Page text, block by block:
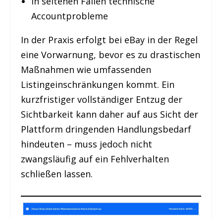
Accountprobleme
In der Praxis erfolgt bei eBay in der Regel
eine Vorwarnung, bevor es zu drastischen
Maßnahmen wie umfassenden
Listingeinschränkungen kommt. Ein
kurzfristiger vollständiger Entzug der
Sichtbarkeit kann daher auf aus Sicht der
Plattform dringenden Handlungsbedarf
hindeuten – muss jedoch nicht
zwangsläufig auf ein Fehlverhalten
schließen lassen.